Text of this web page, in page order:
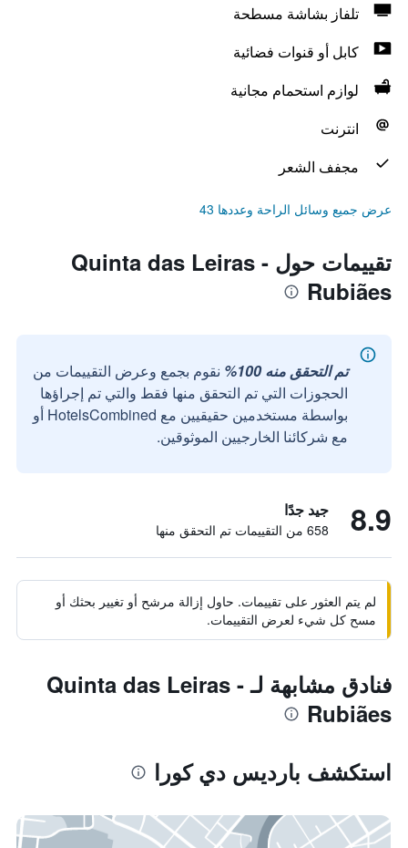
تلفاز بشاشة مسطحة
كابل أو قنوات فضائية
لوازم استحمام مجانية
انترنت
مجفف الشعر
عرض جميع وسائل الراحة وعددها 43
تقييمات حول Quinta das Leiras -
Rubiães
تم التحقق منه 100%
نقوم بجمع وعرض التقييمات من
الحجوزات التي تم التحقق منها فقط والتي تم إجراؤها
بواسطة مستخدمين حقيقيين مع HotelsCombined أو
مع شركائنا الخارجيين الموثوقين.
8.9 جيد جدًا
658 من التقييمات تم التحقق منها
لم يتم العثور على تقييمات. حاول إزالة مرشح أو تغيير بحثك أو
مسح كل شيء لعرض التقييمات.
فنادق مشابهة لـ Quinta das Leiras -
Rubiães
استكشف بارديس دي كورا